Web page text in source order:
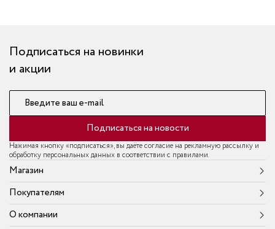
Подписаться на новинки
и акции
Введите ваш e-mail
Подписаться на новости
Нажимая кнопку «подписаться», вы даёте согласие на рекламную рассылку и
обработку персональных данных в соответствии с правилами.
Магазин
Покупателям
О компании